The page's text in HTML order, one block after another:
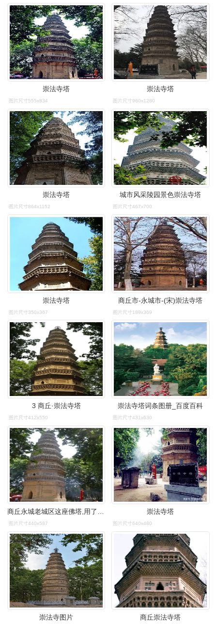
崇法寺塔
图片尺寸555x834
崇法寺塔
图片尺寸960x1280
崇法寺塔
图片尺寸864x1152
城市风采陵园景色崇法寺塔
图片尺寸467x700
崇法寺塔
图片尺寸350x367
商丘市-永城市-(宋)崇法寺塔
图片尺寸189x369
3 商丘·崇法寺塔
图片尺寸412x550
崇法寺塔词条图册_百度百科
图片尺寸431x630
图片尺寸440x587
崇法寺塔
图片尺寸640x480
崇法寺图片 商丘崇法寺塔